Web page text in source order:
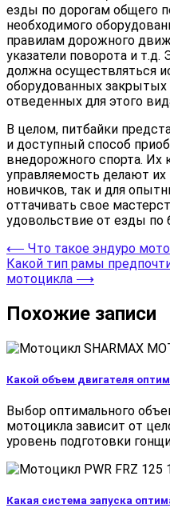
езды по дорогам общего
необходимого
правилам дорожного
указатели поворота и т.д.
должна осуществляться
оборудованных закрытых
отведенных для этого
В целом, питбайки
и доступный способ
внедорожного спорта. Их
управляемость делают
новичков, так и для
оттачивать свое
удовольствие от езды
Навигация
по
⟵ Что такое эндуро
Какой тип рамы
мотоцикла ⟶
Похожие записи
Какой объем двигателя
Выбор оптимального
мотоцикла зависит от
уровень подготовки
Какая система запуска